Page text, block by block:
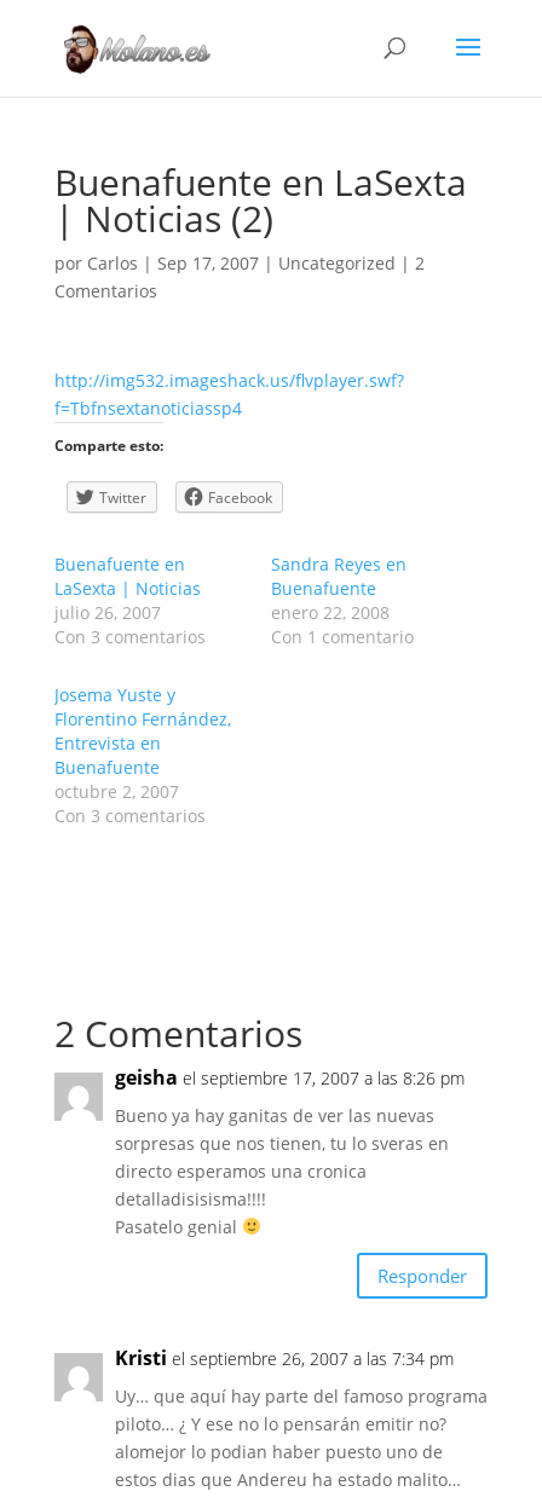
Buenafuente en LaSexta
| Noticias (2)
por Carlos | Sep 17, 2007| Uncategorized | 2
Comentarios
http://img532.imageshack.us/flvplayer.swf?
f=Tbfnsextanoticiassp4
Comparte esto:
Twitter Facebook
Buenafuente en
LaSexta | Noticias
julio 26, 2007
Con 3 comentarios
Sandra Reyes en
Buenafuente
enero 22, 2008
Con 1 comentario
Josema Yuste y
Florentino Fernández,
Entrevista en
Buenafuente
octubre 2, 2007
Con 3 comentarios
2 Comentarios
geisha el septiembre 17, 2007 a las 8:26 pm
Bueno ya hay ganitas de ver las nuevas
sorpresas que nos tienen, tu lo sveras en
directo esperamos una cronica
detalladisisisma!!!!
Pasatelo genial
Responder
Kristi el septiembre 26, 2007 a las 7:34 pm
Uy… que aquí hay parte del famoso programa
piloto… ¿ Y ese no lo pensarán emitir no?
alomejor lo podian haber puesto uno de
estos dias que Andereu ha estado malito…